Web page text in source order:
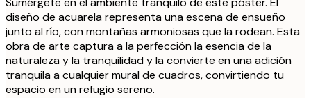
diseño de acuarela representa una escena de ensueño
junto al río, con montañas armoniosas que la rodean. Esta
obra de arte captura a la perfección la esencia de la
naturaleza y la tranquilidad y la convierte en una adición
tranquila a cualquier mural de cuadros, convirtiendo tu
espacio en un refugio sereno.